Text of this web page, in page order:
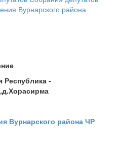
Вурнарского района
Республика -
Вурнарского района ЧР